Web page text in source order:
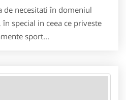
de necesitati în domeniul
special in ceea ce priveste
sport...